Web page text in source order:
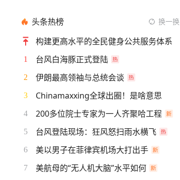
头条热榜 换一换
构建更高水平的全民健身公共服务体系
1 台风白海豚正式登陆
2 伊朗最高领袖与总统会谈
3 Chinamaxxing全球出圈！是啥意思
4 200多位院士专家为一人齐聚哈工程
5 台风登陆现场：狂风怒扫雨水横飞
6 美以男子在菲律宾机场大打出手
7 美航母的“无人机大脑”水平如何